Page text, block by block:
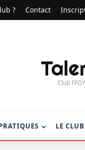
? Contact
Club
LE CLUB